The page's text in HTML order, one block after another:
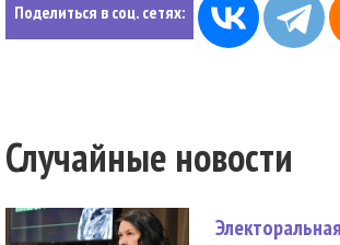
Поделиться в соц. сетях:
Случайные новости